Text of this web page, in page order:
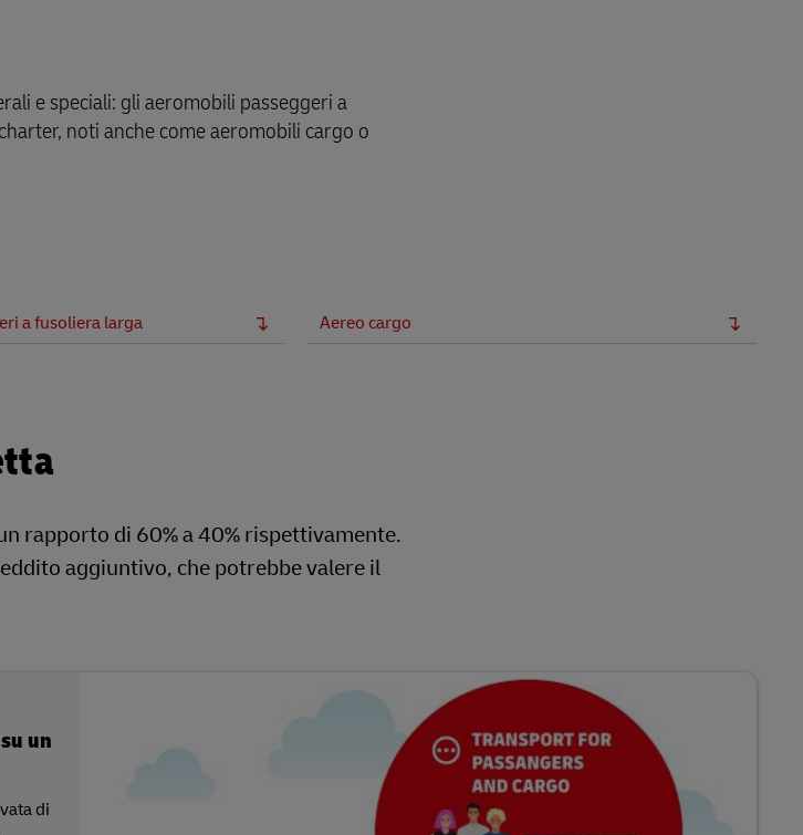
e speciali: gli aeromobili passeggeri a
noti anche come aeromobili cargo o
a fusoliera larga Aereo cargo
rapporto di 60% a 40% rispettivamente.
aggiuntivo, che potrebbe valere il
un
di